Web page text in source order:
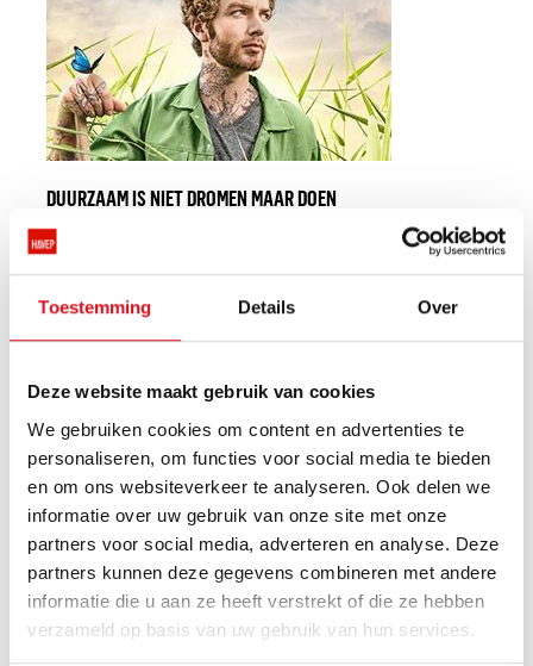
Toestemming Details Over
Deze website maakt gebruik van cookies
We gebruiken cookies om content en advertenties te
personaliseren, om functies voor social media te bieden
en om ons websiteverkeer te analyseren. Ook delen we
informatie over uw gebruik van onze site met onze
partners voor social media, adverteren en analyse. Deze
partners kunnen deze gegevens combineren met andere
informatie die u aan ze heeft verstrekt of die ze hebben
verzameld op basis van uw gebruik van hun services.
DUURZAAM IS NIET DROMEN MAAR DOEN
Denkt jouw bedrijf ook steeds groener? HAVEP helpt je
graag duurzaam op weg. Met de Green Gear Alliance
halen we de oude werkkleding op, upcyclen we tot nieuwe
duurzame materialen. Daarnaast bieden wij de
mogelijkheid om samen met de klant een geheel nieuwe
vernieuwende techniek, op basis van ecovriendelijke
houtvezels.Meer info